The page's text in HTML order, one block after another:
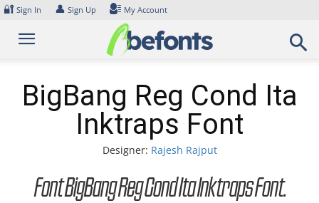
Skip
content
🔐 Sign In 👤 Sign Up My Account
BigBang Reg Cond Ita
Inktraps Font
Designer: Rajesh Rajput
Font BigBang Reg Cond Ita Inktraps Font.